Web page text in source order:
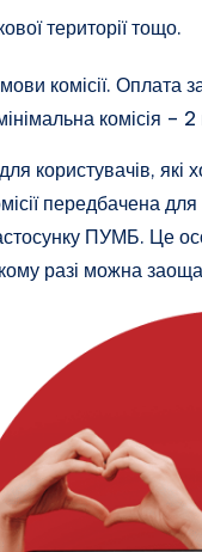
території тощо.
комісії. Оплата
комісія – 2
користувачів, які
передбачена
ПУМБ. Це
разі можна